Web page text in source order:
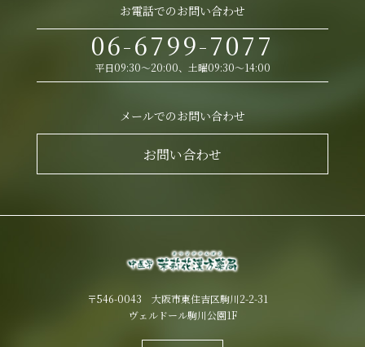
お電話でのお問い合わせ
06-6799-7077
平日09:30～20:00、土曜09:30～14:00
メールでのお問い合わせ
お問い合わせ
〒546-0043 大阪市東住吉区駒川2-2-31
ヴェルドール駒川公園1F